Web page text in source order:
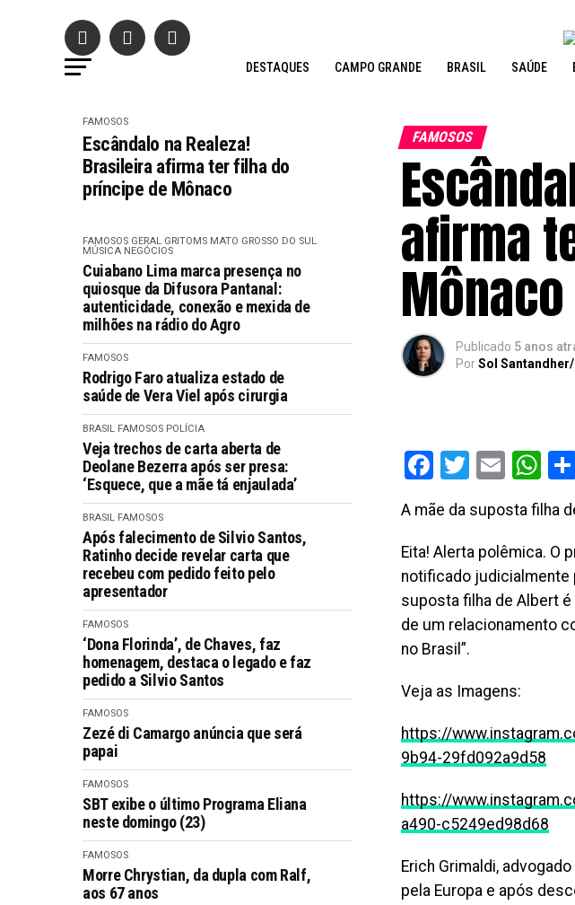
DESTAQUES CAMPO GRANDE BRASIL SAÚDE
FAMOSOS
Escândalo na Realeza!
Brasileira afirma ter filha do
príncipe de Mônaco
FAMOSOS GERAL GRITOMS MATO GROSSO DO SUL
MÚSICA NEGÓCIOS
Cuiabano Lima marca presença no
quiosque da Difusora Pantanal:
autenticidade, conexão e mexida de
milhões na rádio do Agro
FAMOSOS
Rodrigo Faro atualiza estado de
saúde de Vera Viel após cirurgia
BRASIL FAMOSOS POLÍCIA
Veja trechos de carta aberta de
Deolane Bezerra após ser presa:
‘Esquece, que a mãe tá enjaulada’
BRASIL FAMOSOS
Após falecimento de Silvio Santos,
Ratinho decide revelar carta que
recebeu com pedido feito pelo
apresentador
FAMOSOS
‘Dona Florinda’, de Chaves, faz
homenagem, destaca o legado e faz
pedido a Silvio Santos
FAMOSOS
Zezé di Camargo anúncia que será
papai
FAMOSOS
SBT exibe o último Programa Eliana
neste domingo (23)
FAMOSOS
Morre Chrystian, da dupla com Ralf,
aos 67 anos
FAMOSOS
afirma
Mônaco
Publicado 5 anos
PorSol
Facebook
Twitter
Email
A mãe da suposta filha
Eita! Alerta polêmica. O
notificado judicialmente
suposta filha de Albert
de um relacionamento
no Brasil”.
Veja as Imagens:
https://
9b94-29fd092a9d58
https://
a490-c5249ed98d68
Erich Grimaldi,
pela Europa e após